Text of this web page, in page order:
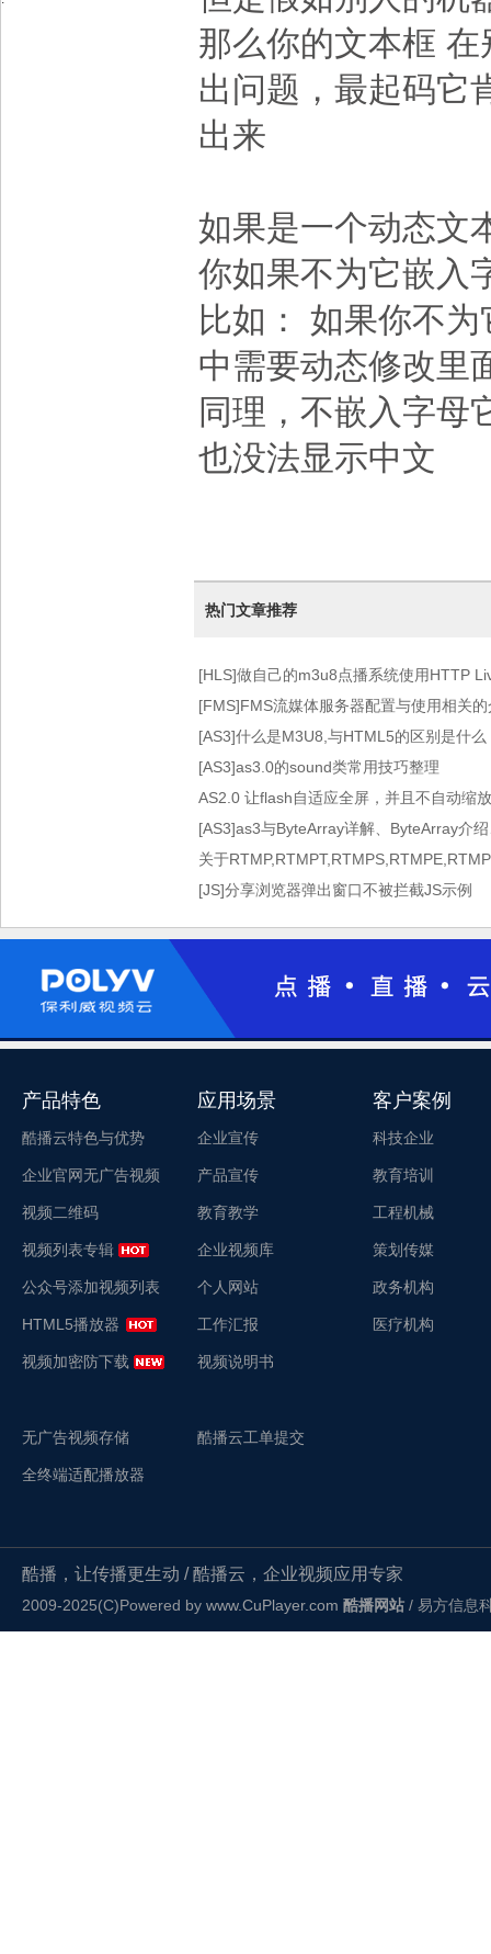
那么你的文本框
出问题，最起码它
出来
如果是一个动态文
你如果不为它嵌入
比如： 如果你不
中需要动态修改里
同理，不嵌入字母
也没法显示中文
热门文章推荐
[HLS]做自己的m3u8点播系统使用HTTP
术）
[FMS]FMS流媒体服务器配置与使用相关的
[AS3]什么是M3U8,与HTML5的区别是什么
[AS3]as3.0的sound类常用技巧整理
AS2.0 让flash自适应全屏，并且不自动缩放
[AS3]as3与ByteArray详解、ByteArray介
关于
[JS]分享浏览器弹出窗口不被拦截JS示例
产品特色
酷播云特色与优势
企业官网无广告视频
视频二维码
视频列表专辑
公众号添加视频列表
HTML5播放器
视频加密防下载
无广告视频存储
全终端适配播放器
应用场景
企业宣传
产品宣传
教育教学
企业视频库
个人网站
工作汇报
视频说明书
酷播云工单提交
客户案例
科技企业
教育培训
工程机械
策划传媒
政务机构
医疗机构
酷播，让传播更生动 / 酷播云，企业视频应用专家
2009-2025(C)Powered by www.CuPlayer.com 酷播网站 / 易方信息